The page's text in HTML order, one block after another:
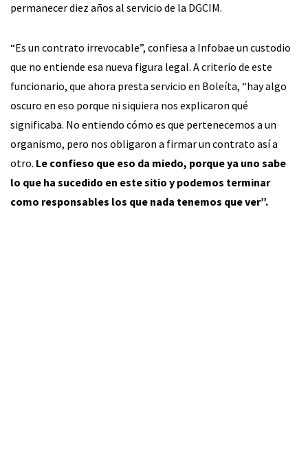
permanecer diez años al servicio de la DGCIM.
“Es un contrato irrevocable”, confiesa a Infobae un custodio
que no entiende esa nueva figura legal. A criterio de este
funcionario, que ahora presta servicio en Boleíta, “hay algo
oscuro en eso porque ni siquiera nos explicaron qué
significaba. No entiendo cómo es que pertenecemos a un
organismo, pero nos obligaron a firmar un contrato así a
otro. Le confieso que eso da miedo, porque ya uno sabe
lo que ha sucedido en este sitio y podemos terminar
como responsables los que nada tenemos que ver”.